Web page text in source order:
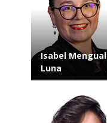
Isabel Mengual
Luna